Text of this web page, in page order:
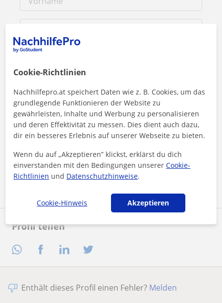
Profil teilen
Durch Klicken auf eine der beiden Schaltflächen stimmen Sie
Nachricht senden
Enthält dieses Profil einen Fehler? Melden
Cookie-Richtlinien
Nachhilfepro.at speichert Daten wie z. B. Cookies, um das
grundlegende Funktionieren der Website zu
gewährleisten, Inhalte und Werbung zu personalisieren
und deren Effektivität zu messen. Dies dient auch dazu,
dir ein besseres Erlebnis auf unserer Webseite zu bieten.
Wenn du auf „Akzeptieren” klickst, erklärst du dich
einverstanden mit den Bedingungen unsererCookie-
Richtlinien und Datenschutzhinweise.
Cookie-Hinweis Akzeptieren